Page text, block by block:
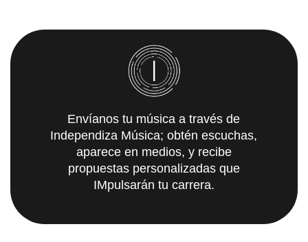
Envíanos tu música a través de
Independiza Música; obtén escuchas,
aparece en medios, y recibe
propuestas personalizadas que
IMpulsarán tu carrera.